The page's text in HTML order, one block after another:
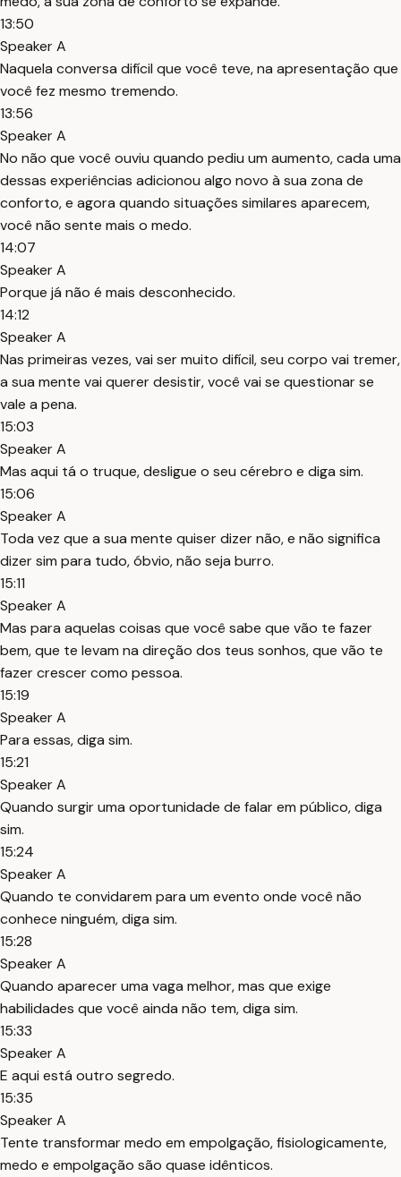
13:50
Speaker A
Naquela conversa difícil que você teve, na apresentação que
você fez mesmo tremendo.
13:56
Speaker A
No não que você ouviu quando pediu um aumento, cada uma
dessas experiências adicionou algo novo à sua zona de
conforto, e agora quando situações similares aparecem,
você não sente mais o medo.
14:07
Speaker A
Porque já não é mais desconhecido.
14:12
Speaker A
Nas primeiras vezes, vai ser muito difícil, seu corpo vai tremer,
a sua mente vai querer desistir, você vai se questionar se
vale a pena.
15:03
Speaker A
Mas aqui tá o truque, desligue o seu cérebro e diga sim.
15:06
Speaker A
Toda vez que a sua mente quiser dizer não, e não significa
dizer sim para tudo, óbvio, não seja burro.
15:11
Speaker A
Mas para aquelas coisas que você sabe que vão te fazer
bem, que te levam na direção dos teus sonhos, que vão te
fazer crescer como pessoa.
15:19
Speaker A
Para essas, diga sim.
15:21
Speaker A
Quando surgir uma oportunidade de falar em público, diga
sim.
15:24
Speaker A
Quando te convidarem para um evento onde você não
conhece ninguém, diga sim.
15:28
Speaker A
Quando aparecer uma vaga melhor, mas que exige
habilidades que você ainda não tem, diga sim.
15:33
Speaker A
E aqui está outro segredo.
15:35
Speaker A
Tente transformar medo em empolgação, fisiologicamente,
medo e empolgação são quase idênticos.